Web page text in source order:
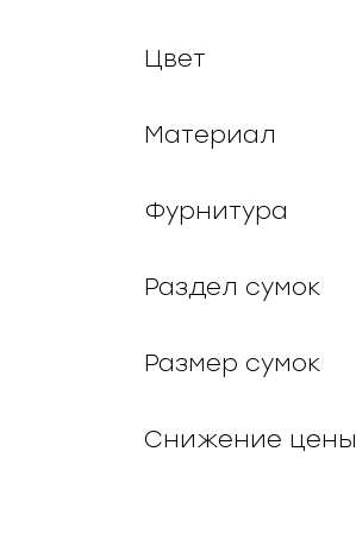
Цвет
Материал
Фурнитура
Раздел сумок
Размер сумок
Снижение цены